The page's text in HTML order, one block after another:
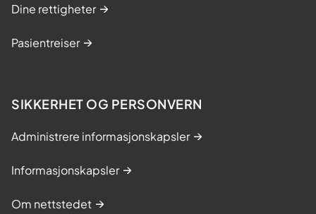
Dine rettigheter
Pasientreiser
SIKKERHET OG PERSONVERN
Administrere informasjonskapsler
Informasjonskapsler
Om nettstedet